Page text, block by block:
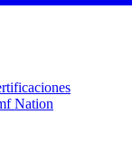
Nation